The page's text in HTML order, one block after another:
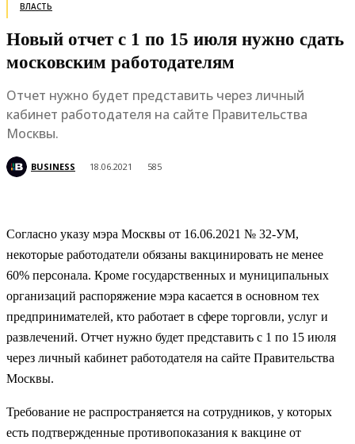
ВЛАСТЬ
Новый отчет с 1 по 15 июля нужно сдать
московским работодателям
Отчет нужно будет представить через личный
кабинет работодателя на сайте Правительства
Москвы.
BUSINESS 18.06.2021 585
Согласно указу мэра Москвы от 16.06.2021 № 32-УМ,
некоторые работодатели обязаны вакцинировать не менее
60% персонала. Кроме государственных и муниципальных
организаций распоряжение мэра касается в основном тех
предпринимателей, кто работает в сфере торговли, услуг и
развлечений. Отчет нужно будет представить с 1 по 15 июля
через личный кабинет работодателя на сайте Правительства
Москвы.
Требование не распространяется на сотрудников, у которых
есть подтвержденные противопоказания к вакцине от